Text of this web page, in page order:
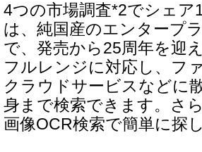
4つの市場調査*2でシェ
は、純国産のエンタープ
で、発売から25周年を迎
フルレンジに対応し、フ
クラウドサービスなどに
身まで検索できます。さ
画像OCR検索で簡単に探